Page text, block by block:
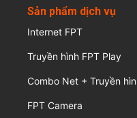
Sản phẩm dịch vụ
Internet FPT
Truyền hình FPT Play
Combo Net + Truyền
FPT Camera